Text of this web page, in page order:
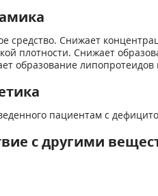
средство. Снижает
плотности. Снижает
образование липопротеидов
пациентам с
с другими